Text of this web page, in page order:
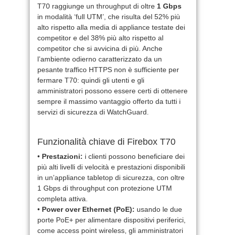
T70 raggiunge un throughput di oltre 1 Gbps
in modalità ‘full UTM’, che risulta del 52% più
alto rispetto alla media di appliance testate dei
competitor e del 38% più alto rispetto al
competitor che si avvicina di più. Anche
l’ambiente odierno caratterizzato da un
pesante traffico HTTPS non è sufficiente per
fermare T70: quindi gli utenti e gli
amministratori possono essere certi di ottenere
sempre il massimo vantaggio offerto da tutti i
servizi di sicurezza di WatchGuard.
Funzionalità chiave di Firebox T70
• Prestazioni: i clienti possono beneficiare dei
più alti livelli di velocità e prestazioni disponibili
in un’appliance tabletop di sicurezza, con oltre
1 Gbps di throughput con protezione UTM
completa attiva.
• Power over Ethernet (PoE): usando le due
porte PoE+ per alimentare dispositivi periferici,
come access point wireless, gli amministratori